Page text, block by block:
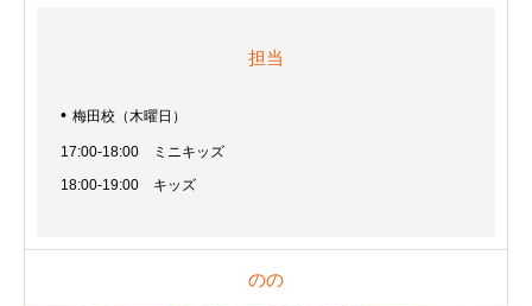
担当
梅田校（木曜日）
17:00-18:00 ミニキッズ
18:00-19:00 キッズ
のの